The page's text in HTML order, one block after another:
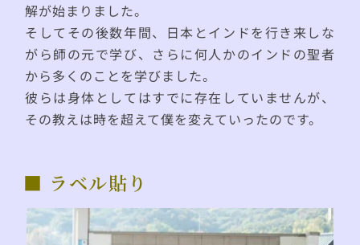
解が始まりました。
そしてその後数年間、日本とインドを行き来しな
がら師の元で学び、さらに何人かのインドの聖者
から多くのことを学びました。
彼らは身体としてはすでに存在していませんが、
その教えは時を超えて僕を変えていったのです。
■ ラベル貼り